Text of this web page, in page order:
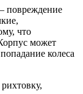
повреждение
что
может
колеса